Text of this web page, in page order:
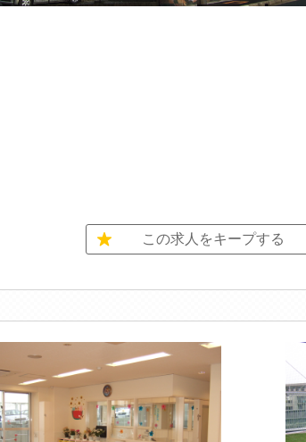
この求人をキープする